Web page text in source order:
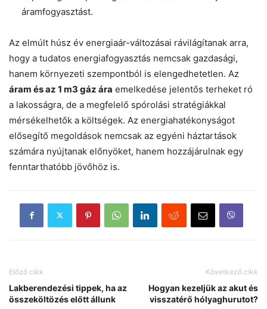
áramfogyasztást.
Az elmúlt húsz év energiaár-változásai rávilágítanak arra,
hogy a tudatos energiafogyasztás nemcsak gazdasági,
hanem környezeti szempontból is elengedhetetlen. Az
áram és az 1 m3 gáz ára emelkedése jelentős terheket ró
a lakosságra, de a megfelelő spórolási stratégiákkal
mérsékelhetők a költségek. Az energiahatékonyságot
elősegítő megoldások nemcsak az egyéni háztartások
számára nyújtanak előnyöket, hanem hozzájárulnak egy
fenntarthatóbb jövőhöz is.
Előző cikk
Lakberendezési tippek, ha az
összeköltözés előtt állunk
Következő cikk
Hogyan kezeljük az akut és
visszatérő hólyaghurutot?